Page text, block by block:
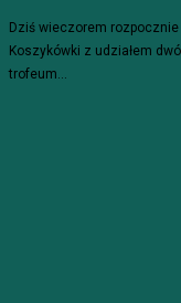
Dziś wieczorem
Koszykówki z udziałem
trofeum...